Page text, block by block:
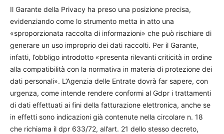
Il Garante della Privacy ha preso una posizione precisa,
evidenziando come lo strumento metta in atto una
«sproporzionata raccolta di informazioni» che può rischiare di
generare un uso improprio dei dati raccolti. Per il Garante,
infatti, l’obbligo introdotto «presenta rilevanti criticità in ordine
alla compatibilità con la normativa in materia di protezione dei
dati personali». L’Agenzia delle Entrate dovrà far sapere, con
urgenza, come intende rendere conformi al Gdpr i trattamenti
di dati effettuati ai fini della fatturazione elettronica, anche se
in effetti sono indicazioni già contenute nella circolare n. 18
che richiama il dpr 633/72, all’art. 21 dello stesso decreto,